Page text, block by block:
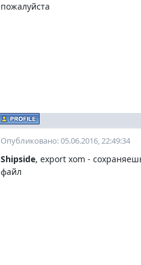
пожалуйста
Опубликовано: 05.06.2016, 22:49:34
Shipside, export xom -
файл